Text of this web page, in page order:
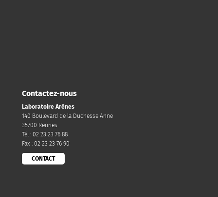
Contactez-nous
Laboratoire Arènes
140 Boulevard de la Duchesse Anne
35700 Rennes
Tél : 02 23 23 76 88
Fax : 02 23 23 76 90
CONTACT